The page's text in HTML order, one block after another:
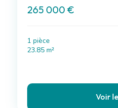
265 000 €
1 pièce
23.85 m²
Voir